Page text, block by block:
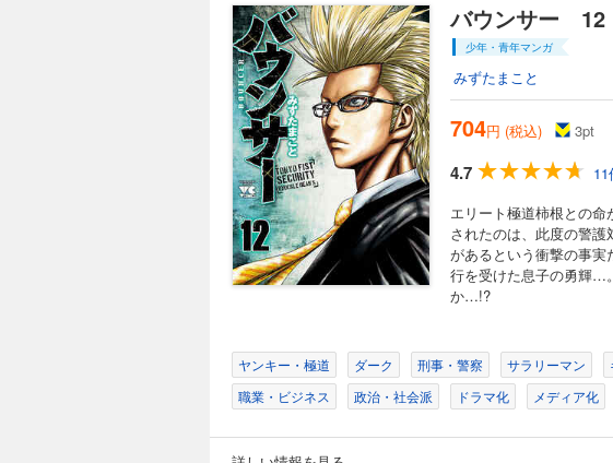
バウンサー 12
少年・青年マンガ
みずたまこと
704円 (税込) 3pt
4.7
11
エリート極道柿根との
されたのは、此度の警
があるという衝撃の事
行を受けた息子の勇輝…
か…!?
ヤンキー・極道 ダーク 刑事・警察 サラリーマン
職業・ビジネス
政治・社会派 ドラマ化 メディア化
バウンサー 7
704円 (税込)
用心棒として成長を続ける「最高のボン
か…!?
バウンサー 8
704円 (税込)
元関暴連幹部・黒須東阿と対峙する獅子
こにいたのは彼の守護人格「クロスリ
バウンサー 9
704円 (税込)